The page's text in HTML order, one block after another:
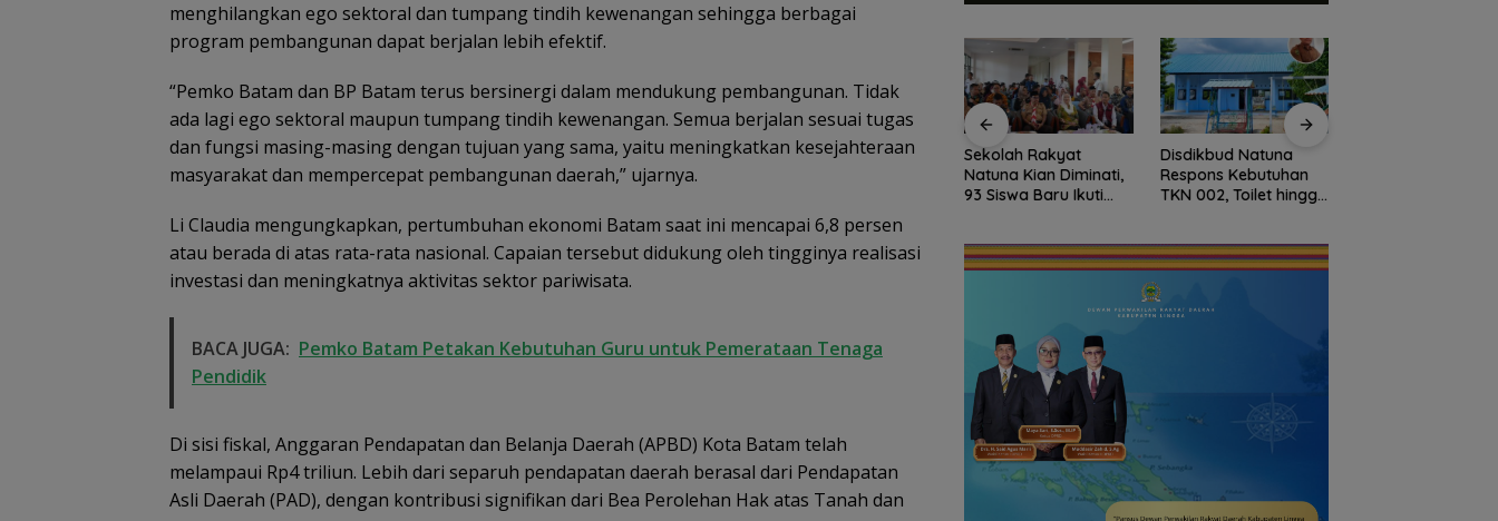
menghilangkan ego sektoral dan tumpang tindih kewenangan sehingga berbagai
program pembangunan dapat berjalan lebih efektif.
“Pemko Batam dan BP Batam terus bersinergi dalam mendukung pembangunan. Tidak
ada lagi ego sektoral maupun tumpang tindih kewenangan. Semua berjalan sesuai tugas
dan fungsi masing-masing dengan tujuan yang sama, yaitu meningkatkan kesejahteraan
masyarakat dan mempercepat pembangunan daerah,” ujarnya.
Li Claudia mengungkapkan, pertumbuhan ekonomi Batam saat ini mencapai 6,8 persen
atau berada di atas rata-rata nasional. Capaian tersebut didukung oleh tingginya realisasi
investasi dan meningkatnya aktivitas sektor pariwisata.
BACA JUGA: Pemko Batam Petakan Kebutuhan Guru untuk Pemerataan Tenaga
Pendidik
Di sisi fiskal, Anggaran Pendapatan dan Belanja Daerah (APBD) Kota Batam telah
melampaui Rp4 triliun. Lebih dari separuh pendapatan daerah berasal dari Pendapatan
Asli Daerah (PAD), dengan kontribusi signifikan dari Bea Perolehan Hak atas Tanah dan
Basarnas Libatkan
Helikopter Sikorsky,
Samudra Jaya
Kelautan Diperluas
dari Udara
Fasilitas Meningkat,
TKN 002 Bunguran
dan Pagar Demi
Keselamatan Siswa
Kejari Natuna Tahan
Korupsi APBDes
Rugikan Negara
Rp533 Juta
Sekolah Rakyat
Natuna Kian Diminati,
93 Siswa Baru Ikuti
Disdikbud Natuna
Respons Kebutuhan
TKN 002, Toilet hingga